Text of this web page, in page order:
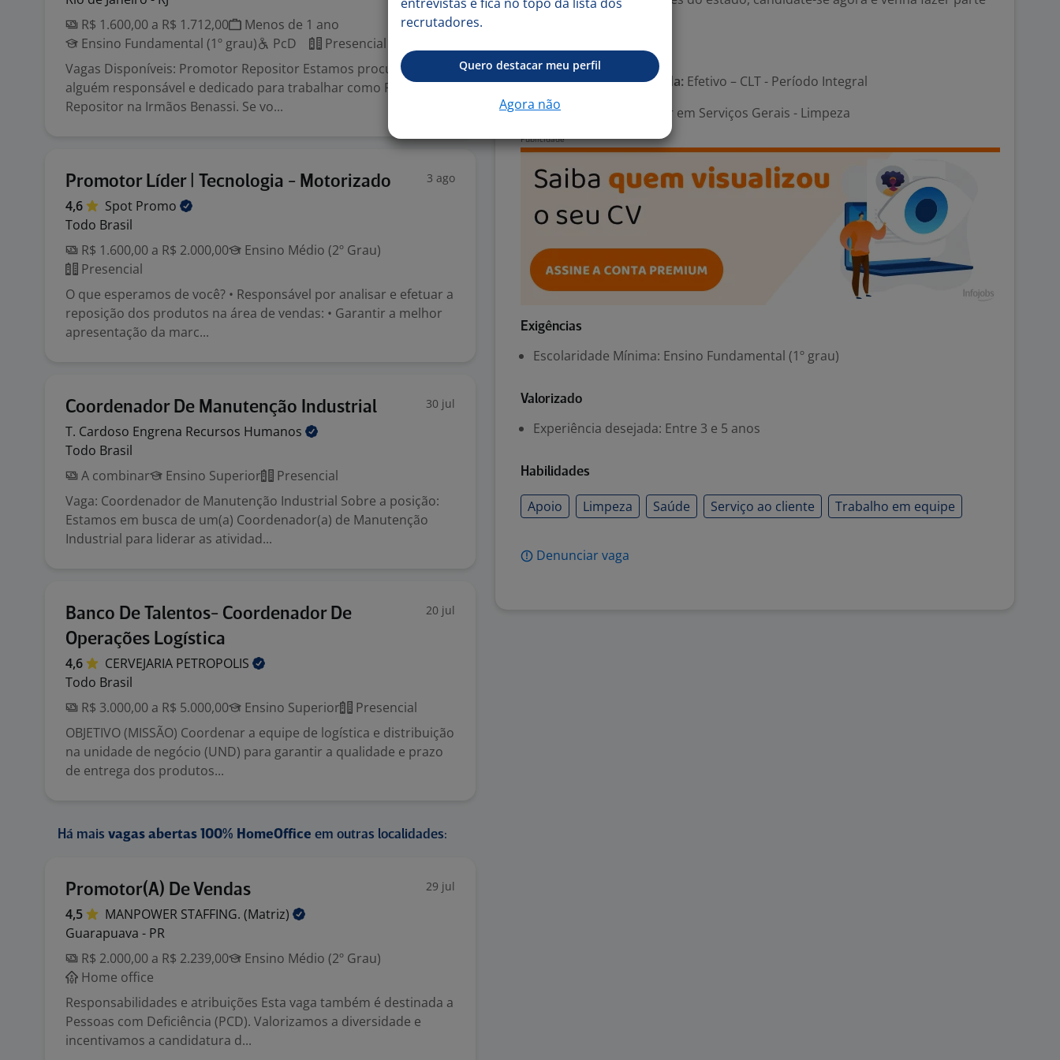
R$ 1.600,00 a R$ 1.712,00
Menos de 1 ano
Ensino Fundamental (1º grau)
PcD
Presencial
Vagas Disponíveis: Promotor Repositor Estamos procurando
alguém responsável e dedicado para trabalhar como Promotor
Repositor na Irmãos Benassi. Se vo...
Promotor Líder | Tecnologia - Motorizado 3 ago
4,6 Spot Promo
Todo Brasil
R$ 1.600,00 a R$ 2.000,00
Ensino Médio (2º Grau)
Presencial
O que esperamos de você? • Responsável por analisar e efetuar a
reposição dos produtos na área de vendas: • Garantir a melhor
apresentação da marc...
Coordenador De Manutenção Industrial 30 jul
T. Cardoso Engrena Recursos Humanos
Todo Brasil
A combinar
Ensino Superior
Presencial
Vaga: Coordenador de Manutenção Industrial Sobre a posição:
Estamos em busca de um(a) Coordenador(a) de Manutenção
Industrial para liderar as atividad...
Banco De Talentos- Coordenador De
Operações Logística
20 jul
4,6 CERVEJARIA PETROPOLIS
Todo Brasil
R$ 3.000,00 a R$ 5.000,00
Ensino Superior
Presencial
OBJETIVO (MISSÃO) Coordenar a equipe de logística e distribuição
na unidade de negócio (UND) para garantir a qualidade e prazo
de entrega dos produtos...
Há mais vagas abertas 100% HomeOffice em outras localidades:
Promotor(A) De Vendas 29 jul
4,5 MANPOWER STAFFING. (Matriz)
Guarapuava - PR
R$ 2.000,00 a R$ 2.239,00
Ensino Médio (2º Grau)
Home office
Responsabilidades e atribuições Esta vaga também é destinada a
Pessoas com Deficiência (PCD). Valorizamos a diversidade e
incentivamos a candidatura d...
Número de vagas:25
Tipo de contrato e Jornada: Efetivo – CLT - Período Integral
Área Profissional:
Auxiliar em Serviços Gerais - Limpeza
Exigências
Escolaridade Mínima: Ensino Fundamental (1º grau)
Valorizado
Experiência desejada: Entre 3 e 5 anos
Habilidades
Apoio Limpeza Saúde Serviço ao cliente Trabalho em equipe
Denunciar vaga
recrutadores.
Quero destacar meu perfil
Agora não